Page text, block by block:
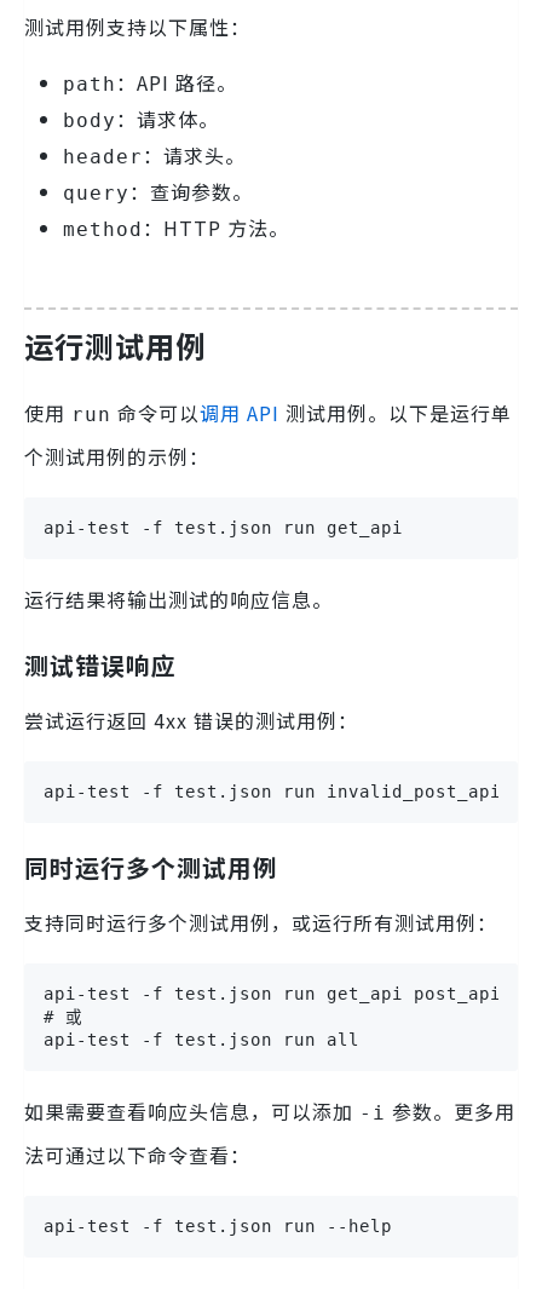
测试用例支持以下属性：
path ：API 路径。
body ：请求体。
header ：请求头。
query ：查询参数。
method ：HTTP 方法。
运行测试用例
使用 run 命令可以调用 API 测试用例。以下是运行单
个测试用例的示例：
api-test -f test.json run get_api
运行结果将输出测试的响应信息。
测试错误响应
尝试运行返回 4xx 错误的测试用例：
api-test -f test.json run invalid_post_api
同时运行多个测试用例
支持同时运行多个测试用例，或运行所有测试用例：
api-test -f test.json run get_api post_api
# 或
api-test -f test.json run all
如果需要查看响应头信息，可以添加 -i 参数。更多用
法可通过以下命令查看：
api-test -f test.json run --help